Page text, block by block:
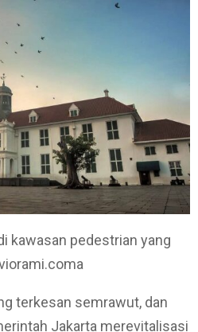
kawasan pedestrian yang
terkesan semrawut, dan
Jakarta merevitalisasi